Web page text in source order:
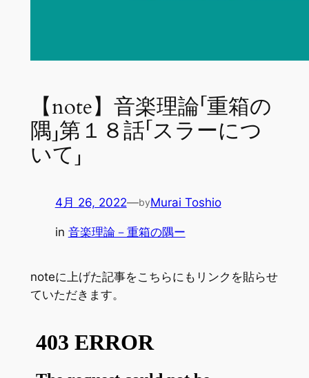
【note】音楽理論「重箱の
隅」第１８話「スラーにつ
いて」
4月 26, 2022—byMurai Toshio
in 音楽理論－重箱の隅ー
noteに上げた記事をこちらにもリンクを貼らせ
ていただきます。